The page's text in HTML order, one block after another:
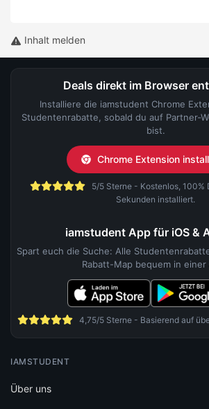
Inhalt melden
Deals direkt im Browser
Installiere die iamstudent Chrome
Studentenrabatte, sobald du auf Partner-
bist.
Chrome Extension
5/5 Sterne - Kostenlos, 100%
Sekunden installiert.
iamstudent App für iOS &
Spart euch die Suche: Alle
Rabatt-Map bequem in einer
4,75/5 Sterne - Basierend auf
IAMSTUDENT
Über uns